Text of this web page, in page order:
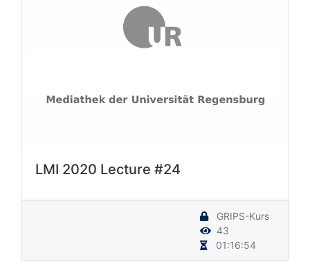
LMI 2020 Lecture #24
GRIPS-Kurs
43
01:16:54